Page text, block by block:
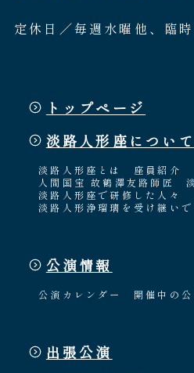
定休日／毎週水曜他、臨
トップページ
淡路人形座について
淡路人形座とは
座員紹介
人間国宝 故鶴澤友路師匠
淡路人形座で研修した人々
淡路人形浄瑠璃を受け継いで
公演情報
公演カレンダー 開催中の公
出張公演